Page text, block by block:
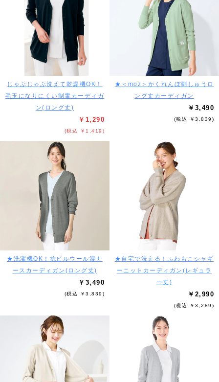
じゃぶじゃぶ洗えて乾燥機OK！
毛玉になりにくい制電カーディガ
ン(ロング丈)
￥1,290
(税込 ￥1,419)
★＜moz＞かくれんぼ刺しゅうロ
ング丈カーディガン
￥3,490
(税込 ￥3,839)
★洗濯機OK！抗ピルウール混ナ
ースカーディガン(ロング丈)
￥3,490
(税込 ￥3,839)
★自宅で洗える！ふわもこシャギ
ーニットカーディガン(レギュラ
ー丈)
￥2,990
(税込 ￥3,289)